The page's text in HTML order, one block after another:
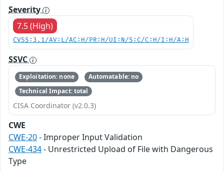
Severity
7.5 (High)
CVSS:3.1/AV:L/AC:H/PR:H/UI:N/S:C/C:H/I:H/A:H
SSVC
Exploitation: none
Automatable: no
Technical Impact: total
CISA Coordinator (v2.0.3)
CWE
CWE-20- Improper Input Validation
CWE-434- Unrestricted Upload of File with Dangerous
Type